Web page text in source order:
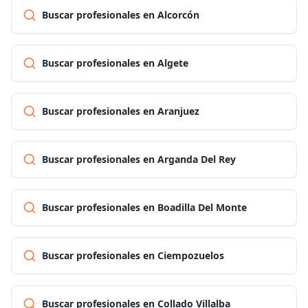
Buscar profesionales en Alcorcón
Buscar profesionales en Algete
Buscar profesionales en Aranjuez
Buscar profesionales en Arganda Del Rey
Buscar profesionales en Boadilla Del Monte
Buscar profesionales en Ciempozuelos
Buscar profesionales en Collado Villalba